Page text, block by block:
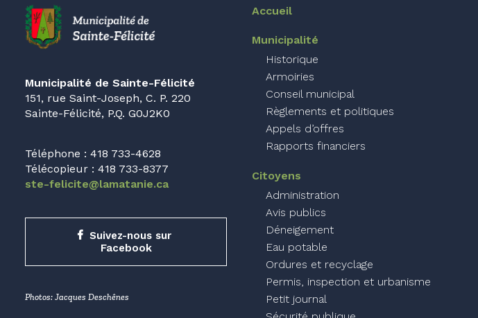
Municipalité de Sainte-Félicité
151, rue Saint-Joseph, C. P. 220
Sainte-Félicité, P.Q. G0J2K0
Téléphone : 418 733-4628
Télécopieur : 418 733-8377
ste-felicite@lamatanie.ca
Suivez-nous sur
Facebook
Photos: Jacques Deschênes
Accueil
Municipalité
Historique
Armoiries
Conseil municipal
Règlements et politiques
Appels d’offres
Rapports financiers
Citoyens
Administration
Avis publics
Déneigement
Eau potable
Ordures et recyclage
Permis, inspection et urbanisme
Petit journal